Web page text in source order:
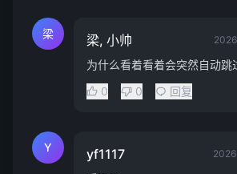
梁 梁, 小帅
为什么看着看着会突然自动跳
0
0 回复
Y yf1117